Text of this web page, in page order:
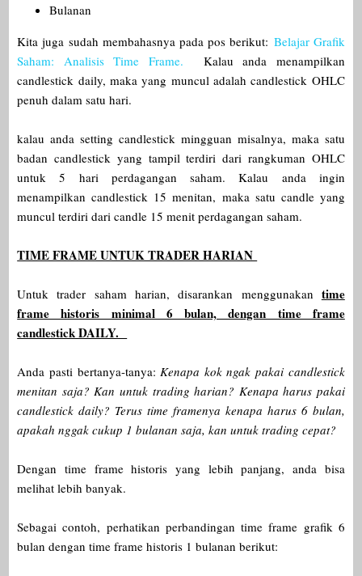
Bulanan
Kita juga sudah membahasnya pada pos berikut: Belajar Grafik
Saham: Analisis Time Frame.
Kalau anda menampilkan
candlestick daily, maka yang muncul adalah candlestick OHLC
penuh dalam satu hari.
kalau anda setting candlestick mingguan misalnya, maka satu
badan candlestick yang tampil terdiri dari rangkuman OHLC
untuk 5 hari perdagangan saham. Kalau anda ingin
menampilkan candlestick 15 menitan, maka satu candle yang
muncul terdiri dari candle 15 menit perdagangan saham.
TIME FRAME UNTUK TRADER HARIAN
Untuk trader saham harian, disarankan menggunakan time
frame historis minimal 6 bulan, dengan time frame
candlestick DAILY.
Anda pasti bertanya-tanya:Kenapa kok ngak pakai candlestick
menitan saja? Kan untuk trading harian? Kenapa harus pakai
candlestick daily? Terus time framenya kenapa harus 6 bulan,
apakah nggak cukup 1 bulanan saja, kan untuk trading cepat?
Dengan time frame historis yang lebih panjang, anda bisa
melihat lebih banyak.
Sebagai contoh, perhatikan perbandingan time frame grafik 6
bulan dengan time frame historis 1 bulanan berikut: